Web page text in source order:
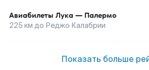
Авиабилеты Лука — Палермо
225 км до Реджо Калабрии
Показать больше